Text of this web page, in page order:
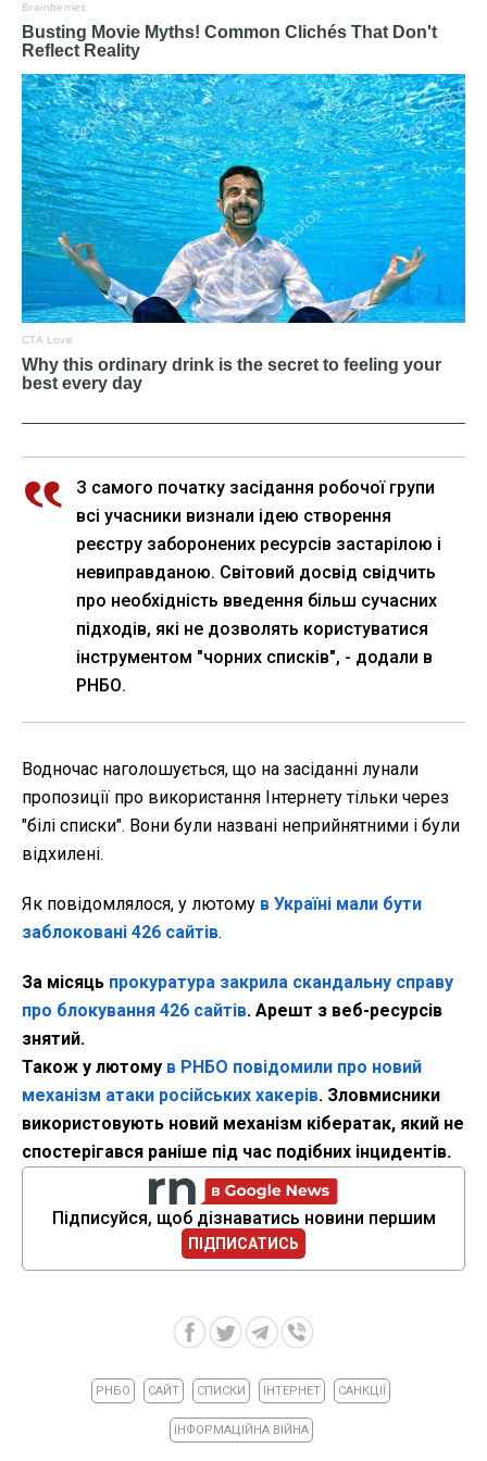
З самого початку засідання робочої групи
всі учасники визнали ідею створення
реєстру заборонених ресурсів застарілою і
невиправданою. Світовий досвід свідчить
про необхідність введення більш сучасних
підходів, які не дозволять користуватися
інструментом "чорних списків", - додали в
РНБО.
Водночас наголошується, що на засіданні лунали
пропозиції про використання Інтернету тільки через
"білі списки". Вони були названі неприйнятними і були
відхилені.
Як повідомлялося, у лютому в Україні мали бути
заблоковані 426 сайтів.
За місяць прокуратура закрила скандальну справу
про блокування 426 сайтів. Арешт з веб-ресурсів
знятий.
Також у лютому в РНБО повідомили про новий
механізм атаки російських хакерів. Зловмисники
використовують новий механізм кібератак, який не
спостерігався раніше під час подібних інцидентів.
Підписуйся, щоб дізнаватись новини першим
ПІДПИСАТИСЬ
РНБО САЙТ СПИСКИ ІНТЕРНЕТ САНКЦІЇ
ІНФОРМАЦІЙНА ВІЙНА